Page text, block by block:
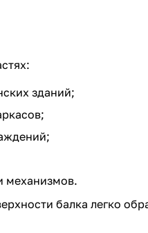
зданий;
механизмов.
балка легко